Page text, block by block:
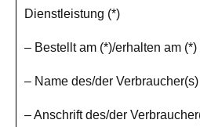
Dienstleistung (*)
– Bestellt am (*)/erhalten am (*)
– Name des/der Verbraucher(s)
– Anschrift des/der